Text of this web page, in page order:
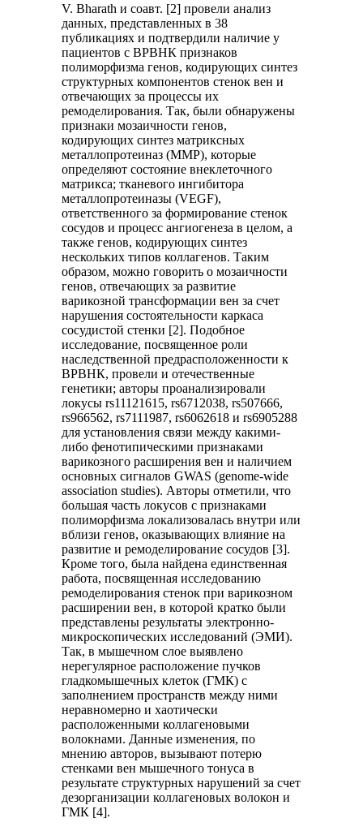
V. Bharath и соавт. [2] провели анализ
данных, представленных в 38
публикациях и подтвердили наличие у
пациентов с ВРВНК признаков
полиморфизма генов, кодирующих синтез
структурных компонентов стенок вен и
отвечающих за процессы их
ремоделирования. Так, были обнаружены
признаки мозаичности генов,
кодирующих синтез матриксных
металлопротеиназ (MMP), которые
определяют состояние внеклеточного
матрикса; тканевого ингибитора
металлопротеиназы (VEGF),
ответственного за формирование стенок
сосудов и процесс ангиогенеза в целом, а
также генов, кодирующих синтез
нескольких типов коллагенов. Таким
образом, можно говорить о мозаичности
генов, отвечающих за развитие
варикозной трансформации вен за счет
нарушения состоятельности каркаса
сосудистой стенки [2]. Подобное
исследование, посвященное роли
наследственной предрасположенности к
ВРВНК, провели и отечественные
генетики; авторы проанализировали
локусы rs11121615, rs6712038, rs507666,
rs966562, rs7111987, rs6062618 и rs6905288
для установления связи между какими-
либо фенотипическими признаками
варикозного расширения вен и наличием
основных сигналов GWAS (genome-wide
association studies). Авторы отметили, что
большая часть локусов с признаками
полиморфизма локализовалась внутри или
вблизи генов, оказывающих влияние на
развитие и ремоделирование сосудов [3].
Кроме того, была найдена единственная
работа, посвященная исследованию
ремоделирования стенок при варикозном
расширении вен, в которой кратко были
представлены результаты электронно-
микроскопических исследований (ЭМИ).
Так, в мышечном слое выявлено
нерегулярное расположение пучков
гладкомышечных клеток (ГМК) с
заполнением пространств между ними
неравномерно и хаотически
расположенными коллагеновыми
волокнами. Данные изменения, по
мнению авторов, вызывают потерю
стенками вен мышечного тонуса в
результате структурных нарушений за счет
дезорганизации коллагеновых волокон и
ГМК [4].